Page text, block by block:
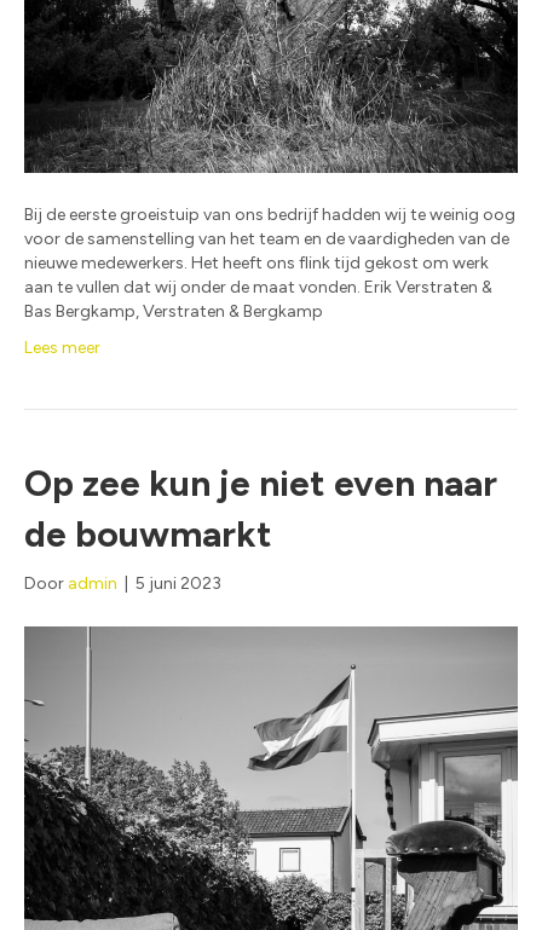
Bij de eerste groeistuip van ons bedrijf hadden wij te weinig oog
voor de samenstelling van het team en de vaardigheden van de
nieuwe medewerkers. Het heeft ons flink tijd gekost om werk
aan te vullen dat wij onder de maat vonden. Erik Verstraten &
Bas Bergkamp, Verstraten & Bergkamp
Lees meer
Op zee kun je niet even naar
de bouwmarkt
Door admin 5 juni 2023